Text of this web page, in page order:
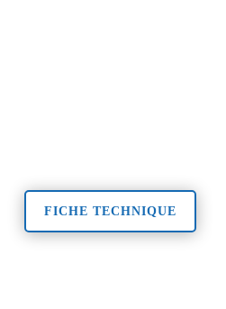
FICHE TECHNIQUE